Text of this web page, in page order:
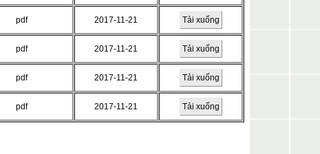
pdf 2017-11-21 Tải xuống
pdf 2017-11-21 Tải xuống
pdf 2017-11-21 Tải xuống
pdf 2017-11-21 Tải xuống